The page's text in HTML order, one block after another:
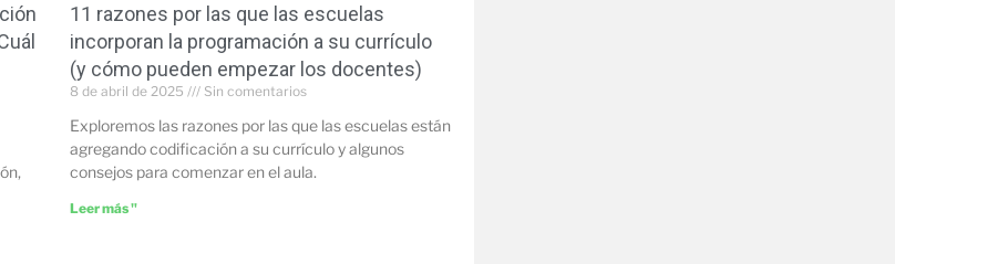
11 razones por las que las escuelas
incorporan la programación a su currículo
(y cómo pueden empezar los docentes)
8 de abril de 2025 Sin comentarios
Exploremos las razones por las que las escuelas están
agregando codificación a su currículo y algunos
consejos para comenzar en el aula.
Leer más "